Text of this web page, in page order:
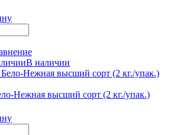
В наличии
Нежная высший сорт (2 кг./упак.)